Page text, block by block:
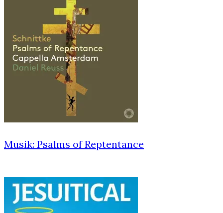
Musik: Psalms of Reptentance